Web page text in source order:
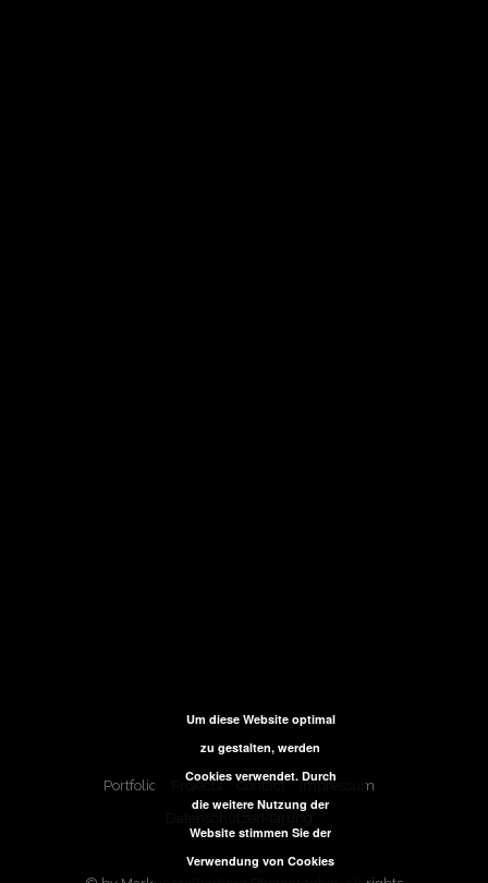
Portfolio Projects Contact
Impressum
Um diese Website optimal
zu gestalten, werden
Cookies verwendet. Durch
die weitere Nutzung der
Website stimmen Sie der
Verwendung von Cookies